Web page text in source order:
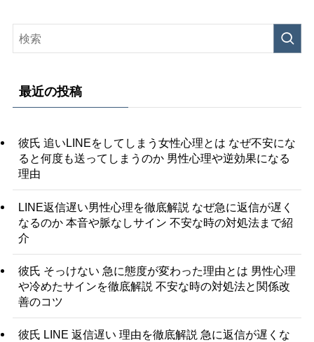
最近の投稿
彼氏 追いLINEをしてしまう女性心理とは なぜ不安にな
ると何度も送ってしまうのか 男性心理や逆効果になる
理由
LINE返信遅い男性心理を徹底解説 なぜ急に返信が遅く
なるのか 本音や脈なしサイン 不安な時の対処法まで紹
介
彼氏 そっけない 急に態度が変わった理由とは 男性心理
や冷めたサインを徹底解説 不安な時の対処法と関係改
善のコツ
彼氏 LINE 返信遅い 理由を徹底解説 急に返信が遅くな